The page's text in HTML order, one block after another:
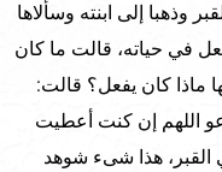
وذهبا إلى ابنته وسألاها
في حياته، قالت ما كان
ماذا كان يفعل؟ قالت:
اللهم إن كنت أعطيت
القبر، هذا شىء شوهد